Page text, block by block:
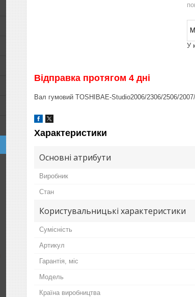
У
Відправка протягом 4 дні
Вал гумовий TOSHIBAE-Studio2006/2306/2506/
Характеристики
Основні атрибути
Виробник
Стан
Користувальницькі характеристики
Сумісність
Артикул
Гарантія, міс
Мoдель
Країна виробництва